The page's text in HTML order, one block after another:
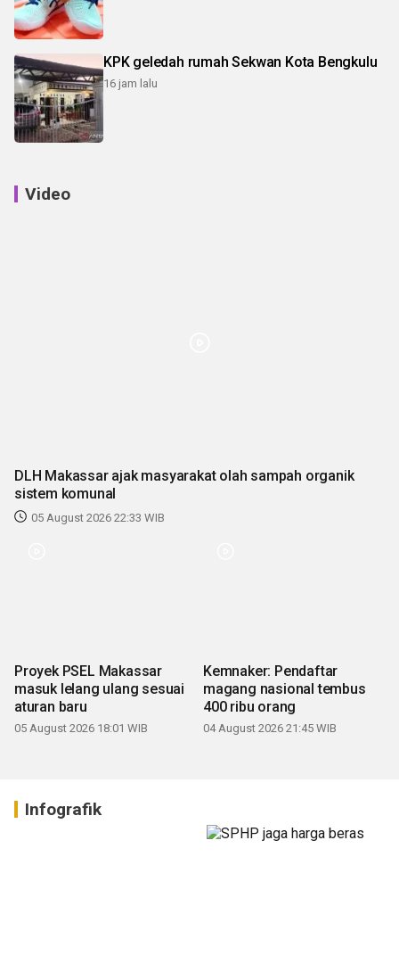
KPK geledah rumah Sekwan Kota Bengkulu
16 jam lalu
Video
DLH Makassar ajak masyarakat olah sampah organik
sistem komunal
05 August 2026 22:33 WIB
Proyek PSEL Makassar
masuk lelang ulang sesuai
aturan baru
05 August 2026 18:01 WIB
Kemnaker: Pendaftar
magang nasional tembus
400 ribu orang
04 August 2026 21:45 WIB
Infografik